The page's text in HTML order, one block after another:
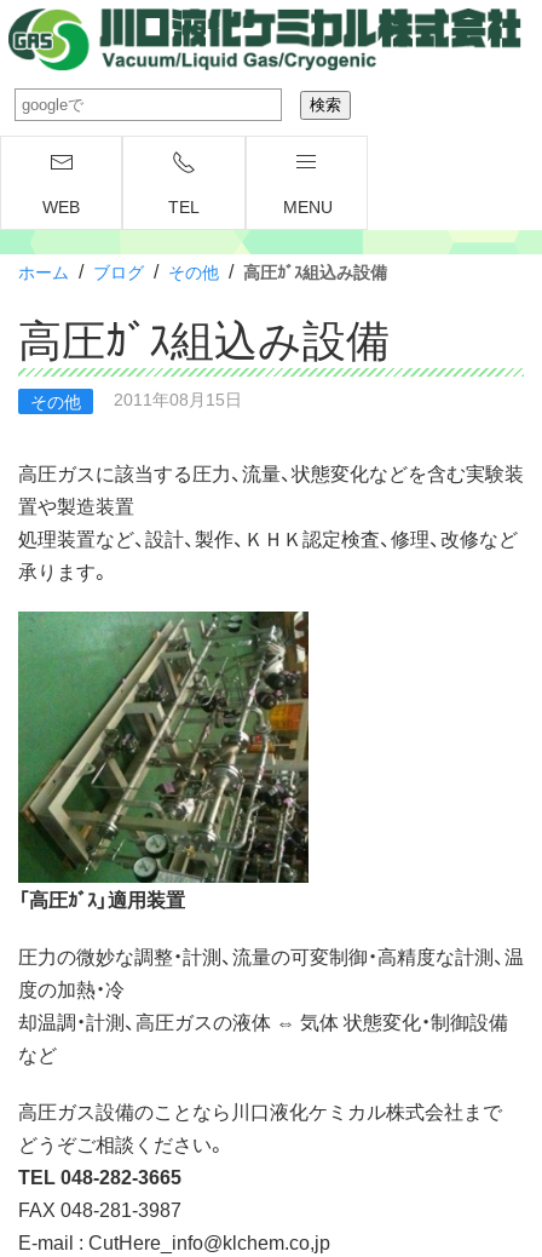
WEB TEL MENU
ホーム / ブログ / その他 / 高圧ｶﾞｽ組込み設備
高圧ｶﾞｽ組込み設備
その他 2011年08月15日
高圧ガスに該当する圧力、流量、状態変化などを含む実験装
置や製造装置
処理装置など、設計、製作、ＫＨＫ認定検査、修理、改修など
承ります。
「高圧ｶﾞｽ」適用装置
圧力の微妙な調整・計測、流量の可変制御・高精度な計測、温
度の加熱・冷
却温調・計測、高圧ガスの液体 ⇔ 気体 状態変化・制御設備
など
高圧ガス設備のことなら川口液化ケミカル株式会社まで
どうぞご相談ください。
TEL 048-282-3665
FAX 048-281-3987
E-mail : CutHere_info@klchem.co,jp